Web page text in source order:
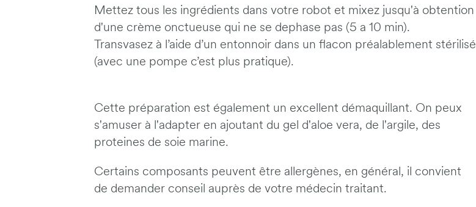
Mettez tous les ingrédients dans votre robot et mixez jusqu'à obtention
d'une crème onctueuse qui ne se dephase pas (5 a 10 min).
Transvasez à l’aide d’un entonnoir dans un flacon préalablement stérilisé
(avec une pompe c’est plus pratique).
Cette préparation est également un excellent démaquillant. On peux
s'amuser à l'adapter en ajoutant du gel d'aloe vera, de l'argile, des
proteines de soie marine.
Certains composants peuvent être allergènes, en général, il convient
de demander conseil auprès de votre médecin traitant.